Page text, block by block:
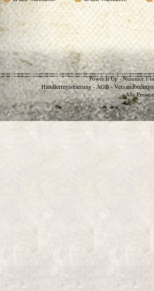
Power It Up - Nummer 1
Händlerregistrierung - AGB -
Alle Preise